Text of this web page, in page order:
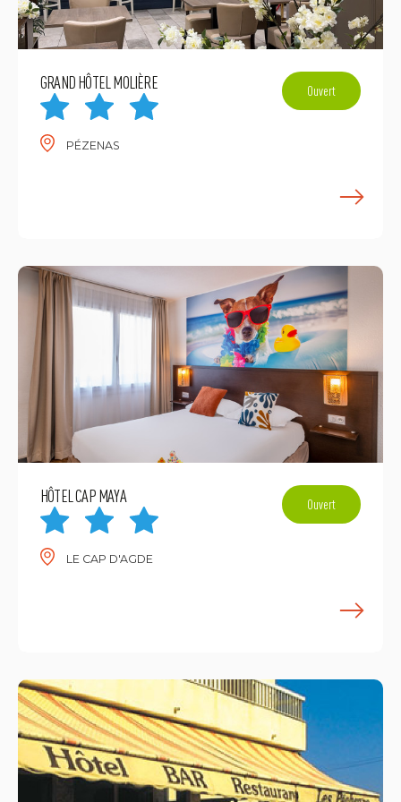
GRAND HÔTEL MOLIÈRE
PÉZENAS
Ouvert
HÔTEL CAP MAYA
LE CAP D'AGDE
Ouvert